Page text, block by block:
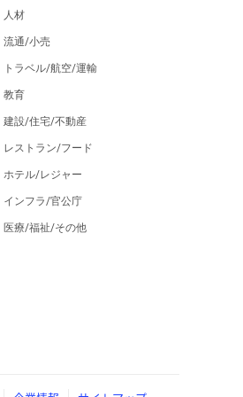
人材
流通/小売
トラベル/航空/運輸
教育
建設/住宅/不動産
レストラン/フード
ホテル/レジャー
インフラ/官公庁
医療/福祉/その他